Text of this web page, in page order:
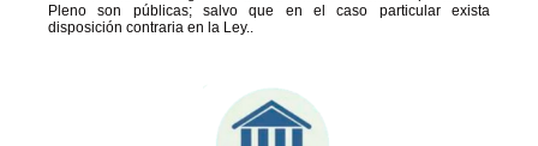
Pleno son públicas; salvo que en el caso particular exista
disposición contraria en la Ley..